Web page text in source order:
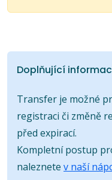
Doplňující
Transfer je možné
registraci či změně
před expirací.
Kompletní postup
naleznete v naší